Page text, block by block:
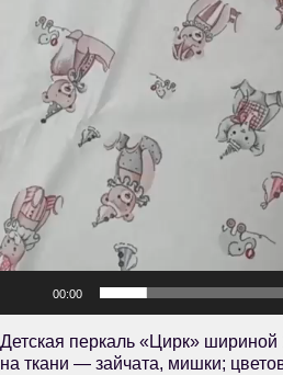
00:00
Детская перкаль «Цирк»
на ткани — зайчата, мишки;